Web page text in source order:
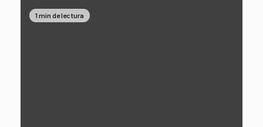
1 min de lectura